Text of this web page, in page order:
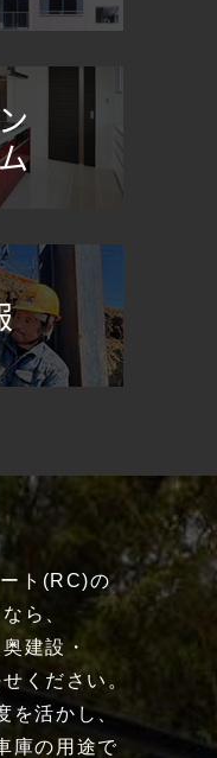
ト(RC)の
ら、
建設・
ください。
を活かし、
庫の用途で